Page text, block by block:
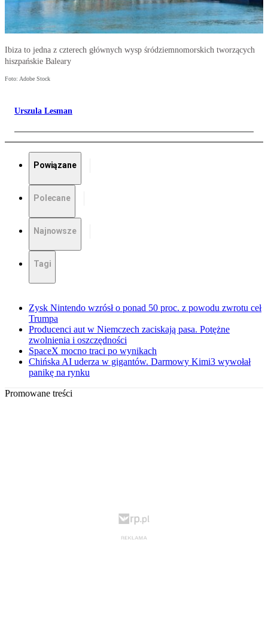
Ibiza to jedna z czterech głównych wysp śródziemnomorskich tworzących
hiszpańskie Baleary
Foto: Adobe Stock
Urszula Lesman
Powiązane
Polecane
Najnowsze
Tagi
Zysk Nintendo wzrósł o ponad 50 proc. z powodu zwrotu ceł
Trumpa
Producenci aut w Niemczech zaciskają pasa. Potężne
zwolnienia i oszczędności
SpaceX mocno traci po wynikach
Chińska AI uderza w gigantów. Darmowy Kimi3 wywołał
panikę na rynku
Promowane treści